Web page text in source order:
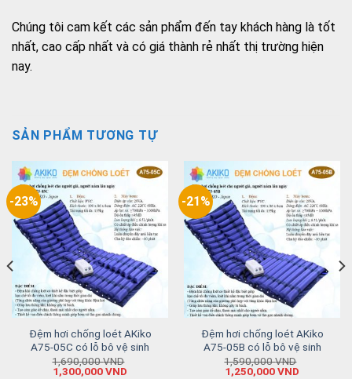
Chúng tôi cam kết các sản phẩm đến tay khách hàng là tốt
nhất, cao cấp nhất và có giá thành rẻ nhất thị trường hiện
nay.
SẢN PHẨM TƯƠNG TỰ
-23%
Đệm hơi chống loét AKiko
A75-05C có lỗ bô vệ sinh
1,690,000VND
1,300,000VND
-21%
Đệm hơi chống loét AKiko
A75-05B có lỗ bô vệ sinh
1,590,000VND
1,250,000VND